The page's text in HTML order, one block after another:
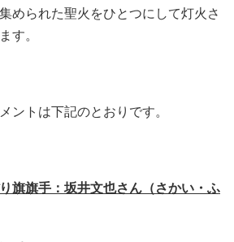
められた聖火をひとつにして灯火さ
す。
ントは下記のとおりです。
旗旗手：坂井文也さん（さかい・ふ